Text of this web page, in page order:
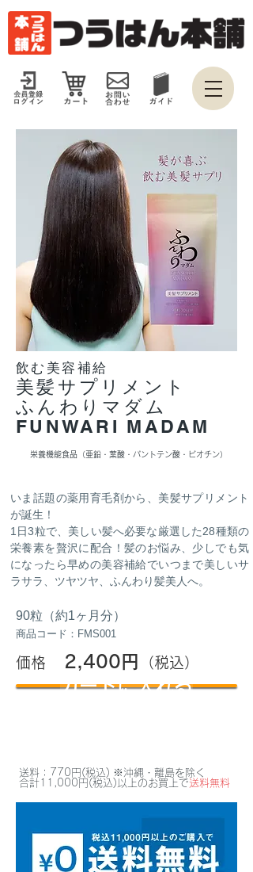
飲む美容補給
美髪サプリメント
ふんわりマダム
FUNWARI MADAM
栄養機能食品（亜鉛・葉酸・パントテン酸・ビオチン）
いま話題の薬用育毛剤から、美髪サプリメント
が誕生！
​1日3粒で、美しい髪へ必要な厳選した28種類の
栄養素を贅沢に配合！髪のお悩み、少しでも気
になったら早めの美容補給でいつまで美しいサ
ラサラ、ツヤツヤ、ふんわり髪美人へ。
90粒（約1ヶ月分）
商品コード：FMS001
価格 2,400 円 （税込）
カートに入れる
送料：770円(税込) ※沖縄・離島を除く
合計11,000円(税込)以上のお買上で送料無料